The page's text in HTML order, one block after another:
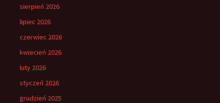
sierpień 2026
lipiec 2026
czerwiec 2026
kwiecień 2026
luty 2026
styczeń 2026
grudzień 2025